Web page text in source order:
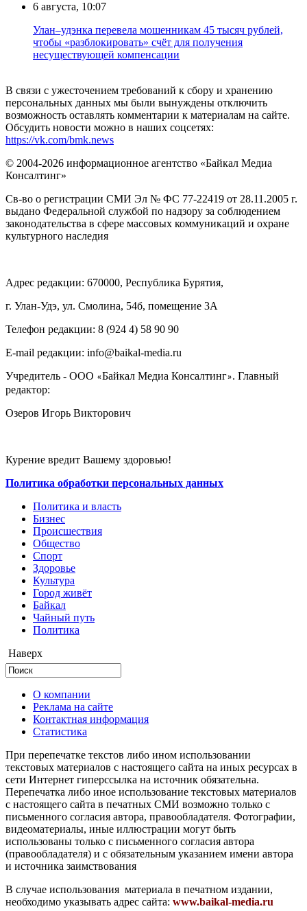
6 августа, 10:07
Улан–удэнка перевела мошенникам 45 тысяч рублей,
чтобы «разблокировать» счёт для получения
несуществующей компенсации
В связи с ужесточением требований к сбору и хранению
персональных данных мы были вынуждены отключить
возможность оставлять комментарии к материалам на сайте.
Обсудить новости можно в наших соцсетях:
https://vk.com/bmk.news
© 2004-2026 информационное агентство «Байкал Медиа
Консалтинг»
Св-во о регистрации СМИ Эл № ФС 77-22419 от 28.11.2005 г.
выдано Федеральной службой по надзору за соблюдением
законодательства в сфере массовых коммуникаций и охране
культурного наследия
Адрес редакции: 670000, Республика Бурятия,
г. Улан-Удэ, ул. Смолина, 54б, помещение 3А
Телефон редакции: ‎‎8 (924 4) 58 90 90
E-mail редакции: info@baikal-media.ru
Учредитель - ООО «Байкал Медиа Консалтинг». Главный
редактор:
Озеров Игорь Викторович
Курение вредит Вашему здоровью!
Политика обработки персональных данных
Политика и власть
Бизнес
Происшествия
Общество
Cпорт
Здоровье
Культура
Город живёт
Байкал
Чайный путь
Политика
Наверх
О компании
Реклама на сайте
Контактная информация
Статистика
При перепечатке текстов либо ином использовании
текстовых материалов с настоящего сайта на иных ресурсах в
сети Интернет гиперссылка на источник обязательна.
Перепечатка либо иное использование текстовых материалов
с настоящего сайта в печатных СМИ возможно только с
письменного согласия автора, правообладателя. Фотографии,
видеоматериалы, иные иллюстрации могут быть
использованы только с письменного согласия автора
(правообладателя) и с обязательным указанием имени автора
и источника заимствования
В случае использования материала в печатном издании,
необходимо указывать адрес сайта: www.baikal-media.ru